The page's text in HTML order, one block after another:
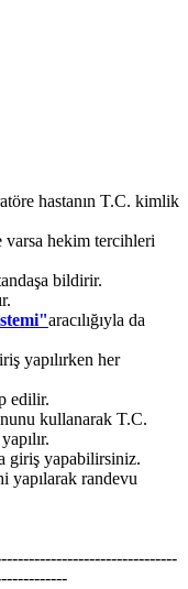
hastanın T.C. kimlik
hekim tercihleri
bildirir.
aracılığıyla da
yapılırken her
edilir.
kullanarak T.C.
giriş yapabilirsiniz.
yapılarak randevu